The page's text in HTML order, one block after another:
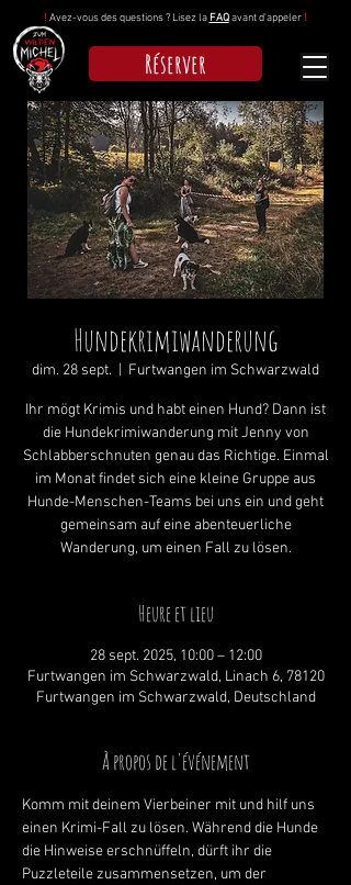
! Avez-vous des questions ? Lisez la FAQavant d'appeler !
Réserver
Hundekrimiwanderung
dim. 28 sept. Furtwangen im Schwarzwald
Ihr mögt Krimis und habt einen Hund? Dann ist
die Hundekrimiwanderung mit Jenny von
Schlabberschnuten genau das Richtige. Einmal
im Monat findet sich eine kleine Gruppe aus
Hunde-Menschen-Teams bei uns ein und geht
gemeinsam auf eine abenteuerliche
Wanderung, um einen Fall zu lösen.
Heure et lieu
28 sept. 2025, 10:00 – 12:00
Furtwangen im Schwarzwald, Linach 6, 78120
Furtwangen im Schwarzwald, Deutschland
À propos de l'événement
Komm mit deinem Vierbeiner mit und hilf uns
einen Krimi-Fall zu lösen. Während die Hunde
die Hinweise erschnüffeln, dürft ihr die
Puzzleteile zusammensetzen, um der